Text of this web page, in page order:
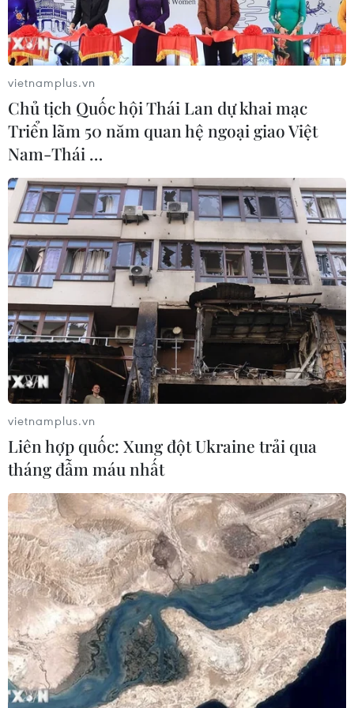
Tổng thống lâm thời Bolivia Jeanine Áñez. (Nguồn: AFP/TTXVN)
Ngày 28/11, chính phủ của Tổng thống lâm thời
Bolivia Jeanine Áñez đã hủy sắc lệnh cho phép
quân đội tham gia giữ trật tự công cộng và miễn
trừ trách nhiệm hình sự đối với lực lượng này
cũng như cảnh sát khi thực hiện hành động tự
vệ và các nhiệm vụ trong trường hợp cần thiết.
Truyền thông khu vực cho hay trong thông cáo
báo chí, bà Jeanine Áñez cho biết bà đã hủy sắc
lệnh 4078 quy định miễn truy cứu trách nhiệm
hình sự đối với các lực lượng vũ trang tham gia
ngăn chặn các cuộc biểu tình tại nước này.
Sắc lệnh được ban hành vào ngày 14/11 vừa qua
trong bối cảnh diễn ra các cuộc biểu tình ủng hộ
cựu Tổng thống Evo Morales.
Sắc lệnh này vấp phải sự phản đối mạnh của
ông Morales cũng như sự chỉ trích của dư luận
quốc tế.
vietnamplus.vn
Chủ tịch Quốc hội Thái Lan dự khai mạc
Triển lãm 50 năm quan hệ ngoại giao Việt
Nam-Thái …
vietnamplus.vn
Liên hợp quốc: Xung đột Ukraine trải qua
tháng đẫm máu nhất